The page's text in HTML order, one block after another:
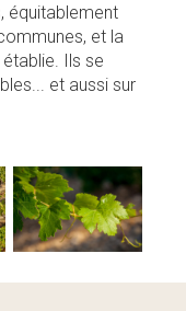
équitablement
et la
Ils se
et aussi sur